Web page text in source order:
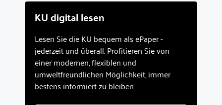
KU digital lesen
Lesen Sie die KU bequem als ePaper -
jederzeit und überall. Profitieren Sie von
einer modernen, flexiblen und
umweltfreundlichen Möglichkeit, immer
bestens informiert zu bleiben